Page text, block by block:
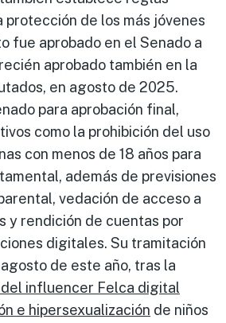
protección de los más jóvenes
fue aprobado en el Senado a
aprobado también en la
en agosto de 2025.
para aprobación final,
como la prohibición del uso
con menos de 18 años para
además de previsiones
vedación de acceso a
y rendición de cuentas por
digitales. Su tramitación
de este año, tras la
influencer Felca digital
e hipersexualización de niños